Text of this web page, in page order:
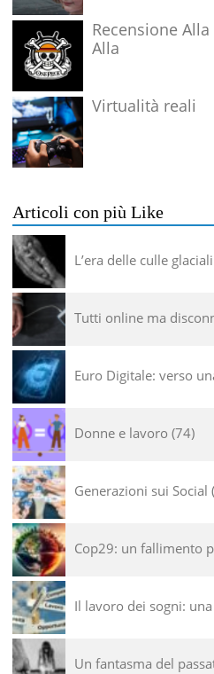
Recensione
Alla
Virtualità reali
Articoli con più Like
L’era delle culle glaciali
Tutti online ma
Euro Digitale: verso
Donne e lavoro 74
Generazioni sui Social
Cop29: un fallimento
Il lavoro dei sogni:
Un fantasma del